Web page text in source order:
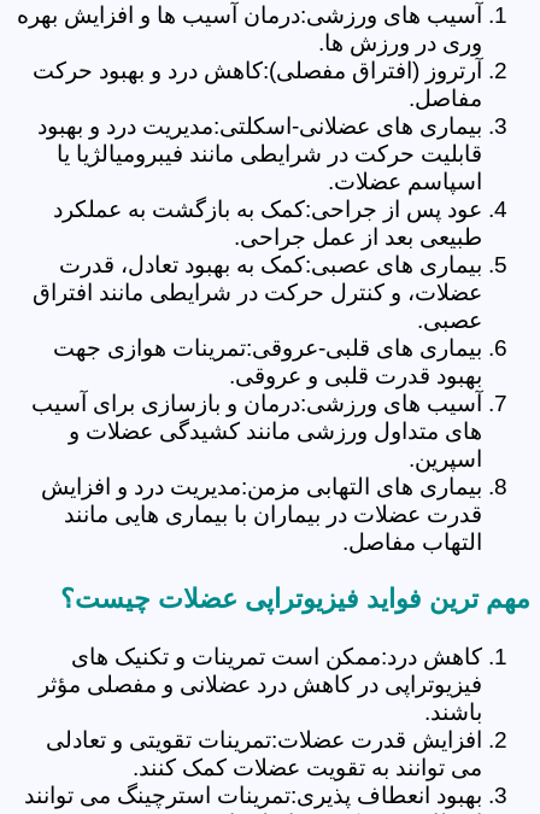
آسیب های ورزشی:درمان آسیب ها و افزایش بهره
وری در ورزش ها.
آرتروز (افتراق مفصلی):کاهش درد و بهبود حرکت
مفاصل.
بیماری های عضلانی-اسکلتی:مدیریت درد و بهبود
قابلیت حرکت در شرایطی مانند فیبرومیالژیا یا
اسپاسم عضلات.
عود پس از جراحی:کمک به بازگشت به عملکرد
طبیعی بعد از عمل جراحی.
بیماری های عصبی:کمک به بهبود تعادل، قدرت
عضلات، و کنترل حرکت در شرایطی مانند افتراق
عصبی.
بیماری های قلبی-عروقی:تمرینات هوازی جهت
بهبود قدرت قلبی و عروقی.
آسیب های ورزشی:درمان و بازسازی برای آسیب
های متداول ورزشی مانند کشیدگی عضلات و
اسپرین.
بیماری های التهابی مزمن:مدیریت درد و افزایش
قدرت عضلات در بیماران با بیماری هایی مانند
التهاب مفاصل.
مهم ترین فواید فیزیوتراپی عضلات چیست؟
کاهش درد:ممکن است تمرینات و تکنیک های
فیزیوتراپی در کاهش درد عضلانی و مفصلی مؤثر
باشند.
افزایش قدرت عضلات:تمرینات تقویتی و تعادلی
می توانند به تقویت عضلات کمک کنند.
بهبود انعطاف پذیری:تمرینات استرچینگ می توانند